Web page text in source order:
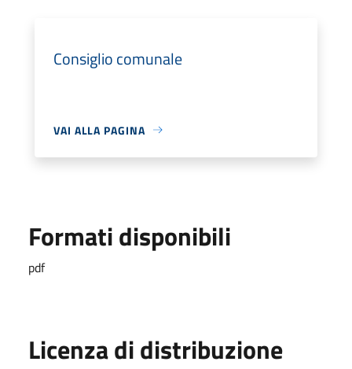
Consiglio comunale
VAI ALLA PAGINA
Formati disponibili
pdf
Licenza di distribuzione